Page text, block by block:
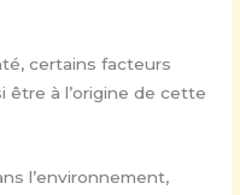
certains facteurs
à l’origine de cette
l’environnement,